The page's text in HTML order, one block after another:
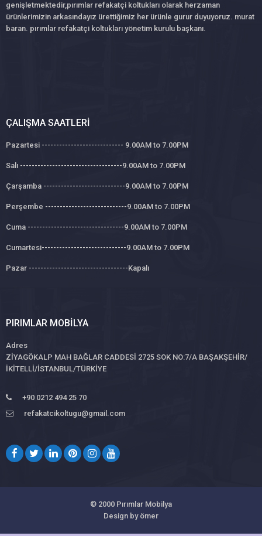
genişletmektedir,pırımlar refakatçi koltukları olarak herzaman
ürünlerimizin arkasındayız ürettiğimiz her ürünle gurur duyuyoruz. murat
baran. pırımlar refakatçi koltukları yönetim kurulu başkanı.
ÇALIŞMA SAATLERI
Pazartesi ---------------------------- 9.00AM to 7.00PM
Salı -----------------------------------9.00AM to 7.00PM
Çarşamba ----------------------------9.00AM to 7.00PM
Perşembe ----------------------------9.00AM to 7.00PM
Cuma ---------------------------------9.00AM to 7.00PM
Cumartesi-----------------------------9.00AM to 7.00PM
Pazar ----------------------------------Kapalı
PIRIMLAR MOBILYA
Adres
ZİYAGÖKALP MAH BAĞLAR CADDESİ 2725 SOK NO:7/A BAŞAKŞEHİR/
İKİTELLİ/İSTANBUL/TÜRKİYE
+90 0212 494 25 70
refakatcikoltugu@gmail.com
© 2000 Pırımlar Mobilya
Design by ömer